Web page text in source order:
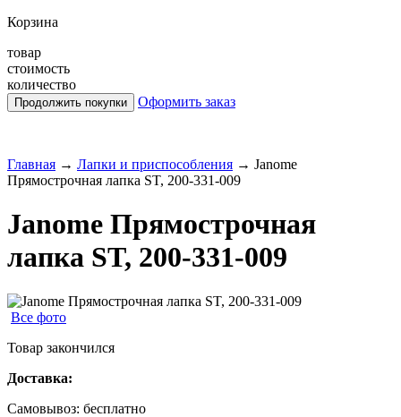
Корзина
товар
стоимость
количество
Оформить заказ
Главная → Лапки и приспособления → Janome
Прямострочная лапка ST, 200-331-009
Janome Прямострочная
лапка ST, 200-331-009
Все фото
Товар закончился
Доставка:
Самовывоз: бесплатно